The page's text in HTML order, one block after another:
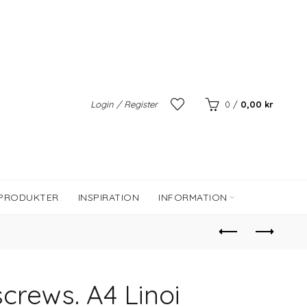
Login / Register 0 / 0,00 kr
INSPIRATION INFORMATION
A4 Linoi